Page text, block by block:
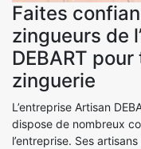
Faites
zingueurs de
DEBART
zinguerie
L’entreprise Artisan
dispose de nombreux
l’entreprise. Ses